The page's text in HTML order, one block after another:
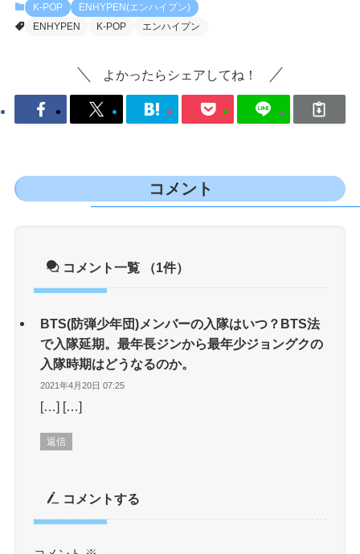
K-POP
ENHYPEN(エンハイプン)
ENHYPEN
K-POP エンハイプン
よかったらシェアしてね！
コメント
コメント一覧 （1件）
BTS(防弾少年団)メンバーの入隊はいつ？BTS法
で入隊延期。最年長ジンから最年少ジョングクの
入隊時期はどうなるのか。
2021年4月20日 07:25
[…] […]
返信
コメントする